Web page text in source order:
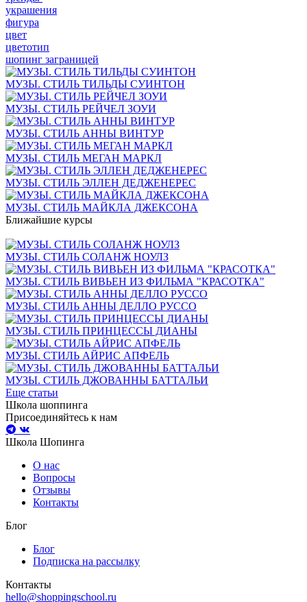
украшения
фигура
цвет
цветотип
шопинг заграницей
МУЗЫ. СТИЛЬ ТИЛЬДЫ СУИНТОН
МУЗЫ. СТИЛЬ РЕЙЧЕЛ ЗОУИ
МУЗЫ. СТИЛЬ АННЫ ВИНТУР
МУЗЫ. СТИЛЬ МЕГАН МАРКЛ
МУЗЫ. СТИЛЬ ЭЛЛЕН ДЕДЖЕНЕРЕС
МУЗЫ. СТИЛЬ МАЙКЛА ДЖЕКСОНА
Ближайшие курсы
МУЗЫ. СТИЛЬ СОЛАНЖ НОУЛЗ
МУЗЫ. СТИЛЬ ВИВЬЕН ИЗ ФИЛЬМА "КРАСОТКА"
МУЗЫ. СТИЛЬ АННЫ ДЕЛЛО РУССО
МУЗЫ. СТИЛЬ ПРИНЦЕССЫ ДИАНЫ
МУЗЫ. СТИЛЬ АЙРИС АПФЕЛЬ
МУЗЫ. СТИЛЬ ДЖОВАННЫ БАТТАЛЬИ
Еще статьи
Школа шоппинга
Присоединяйтесь к нам
Школа Шопинга
О нас
Вопросы
Отзывы
Контакты
Блог
Блог
Подписка на рассылку
Контакты
hello@shoppingschool.ru